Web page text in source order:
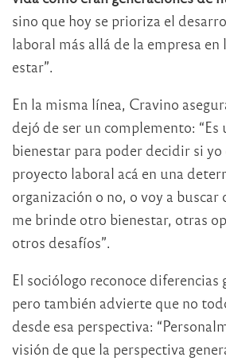
sino que hoy se prioriza el
laboral más allá de la empresa en
estar”.
En la misma línea, Cravino
dejó de ser un complemento: “Es
bienestar para poder decidir si
proyecto laboral acá en una
organización o no, o voy a buscar
me brinde otro bienestar, otras
otros desafíos”.
El sociólogo reconoce diferencias
pero también advierte que no
desde esa perspectiva:
visión de que la perspectiva